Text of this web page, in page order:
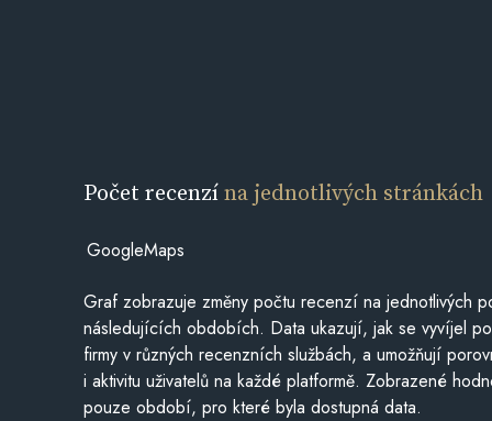
Počet recenzína jednotlivých stránkách
GoogleMaps
Graf zobrazuje změny počtu recenzí na jednotlivých
následujících obdobích. Data ukazují, jak se vyvíjel
firmy v různých recenzních službách, a umožňují
i aktivitu uživatelů na každé platformě. Zobrazené
pouze období, pro které byla dostupná data.